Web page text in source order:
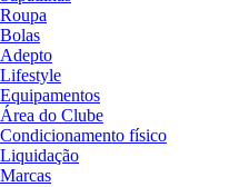
Roupa
Bolas
Adepto
Lifestyle
Equipamentos
Área do Clube
Condicionamento físico
Liquidação
Marcas